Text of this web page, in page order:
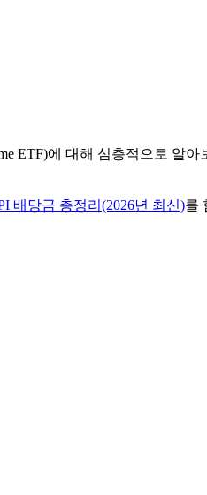
ETF)에 대해 심층적으로
배당금 총정리(2026년 최신)를